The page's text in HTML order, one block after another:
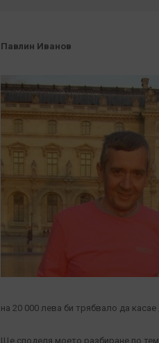
Павлин Иванов
на 20 000 лева би трябвало да
Ще споделя моето разбиране по